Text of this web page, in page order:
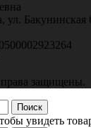
ул. Бакунинская
права защищены.
Поиск
увидеть